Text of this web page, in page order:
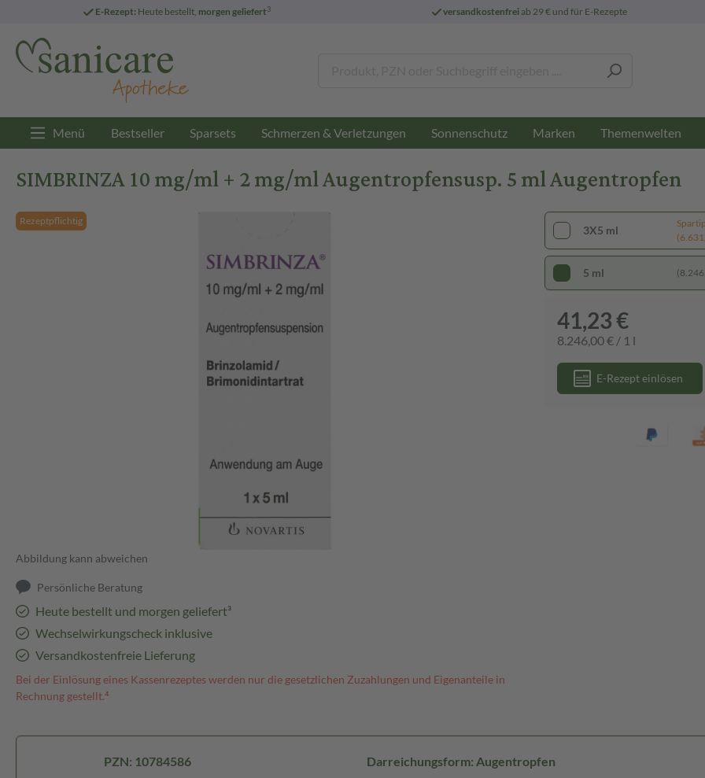
E-Rezept: Heute bestellt, morgen geliefert3 versandkostenfreiab 29 € und für E-Rezepte
Menü Bestseller Sparsets Schmerzen & Verletzungen Sonnenschutz Marken Themenwelten
SIMBRINZA 10 mg/ml + 2 mg/ml Augentropfensusp. 5 ml Augentropfen
Rezeptpflichtig
Abbildung kann abweichen
Persönliche Beratung
Heute bestellt und morgen geliefert³
Wechselwirkungscheck inklusive
Versandkostenfreie Lieferung
Bei der Einlösung eines Kassenrezeptes werden nur die gesetzlichen Zuzahlungen und Eigenanteile in
Rechnung gestellt.⁴
3X5 ml
5 ml
41,23 €
8.246,00 € / 1 l
E-Rezept einlösen
PZN: 10784586 Darreichungsform: Augentropfen